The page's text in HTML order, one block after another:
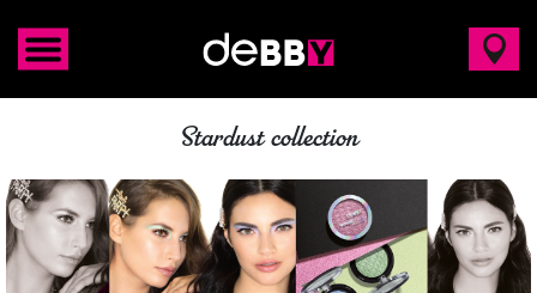
Stardust collection